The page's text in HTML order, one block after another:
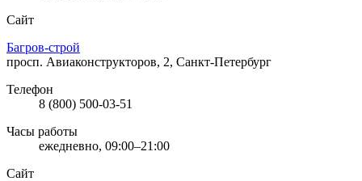
Сайт
Багров-строй
просп. Авиаконструкторов, 2, Санкт-Петербург
Телефон
8 (800) 500-03-51
Часы работы
ежедневно, 09:00–21:00
Сайт